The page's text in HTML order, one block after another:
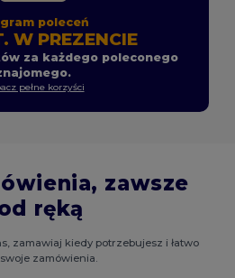
poleceń
W PREZENCIE
za każdego poleconego
pełne korzyści
zawsze
ręką
zamawiaj kiedy potrzebujesz i łatwo
zamówienia.